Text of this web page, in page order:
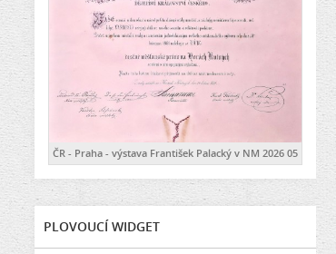
ČR - Praha - výstava František Palacký v NM 2026 05
PLOVOUCÍ WIDGET